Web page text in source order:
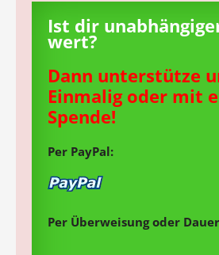
Ist dir
wert?
Dann unterstütze
Einmalig oder mit
Spende!
Per PayPal:
Per Überweisung oder